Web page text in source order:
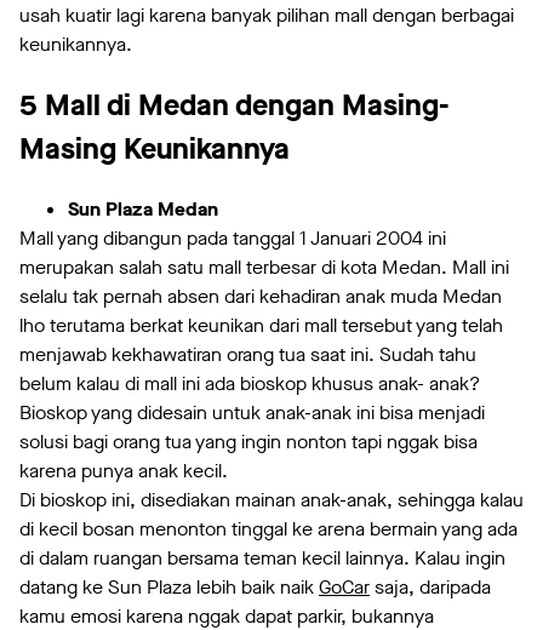
usah kuatir lagi karena banyak pilihan mall dengan berbagai
keunikannya.
5 Mall di Medan dengan Masing-
Masing Keunikannya
Sun Plaza Medan
Mall yang dibangun pada tanggal 1 Januari 2004 ini
merupakan salah satu mall terbesar di kota Medan. Mall ini
selalu tak pernah absen dari kehadiran anak muda Medan
lho terutama berkat keunikan dari mall tersebut yang telah
menjawab kekhawatiran orang tua saat ini. Sudah tahu
belum kalau di mall ini ada bioskop khusus anak- anak?
Bioskop yang didesain untuk anak-anak ini bisa menjadi
solusi bagi orang tua yang ingin nonton tapi nggak bisa
karena punya anak kecil.
Di bioskop ini, disediakan mainan anak-anak, sehingga kalau
di kecil bosan menonton tinggal ke arena bermain yang ada
di dalam ruangan bersama teman kecil lainnya. Kalau ingin
datang ke Sun Plaza lebih baik naikGoCarsaja, daripada
kamu emosi karena nggak dapat parkir, bukannya